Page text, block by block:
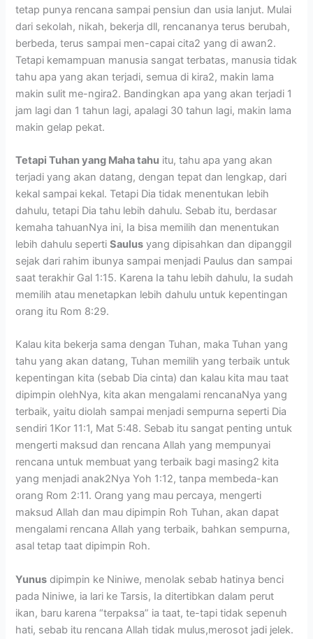
tetap punya rencana sampai pensiun dan usia lanjut. Mulai
dari sekolah, nikah, bekerja dll, rencananya terus berubah,
berbeda, terus sampai men-capai cita2 yang di awan2.
Tetapi kemampuan manusia sangat terbatas, manusia tidak
tahu apa yang akan terjadi, semua di kira2, makin lama
makin sulit me-ngira2. Bandingkan apa yang akan terjadi 1
jam lagi dan 1 tahun lagi, apalagi 30 tahun lagi, makin lama
makin gelap pekat.
Tetapi Tuhan yang Maha tahu itu, tahu apa yang akan
terjadi yang akan datang, dengan tepat dan lengkap, dari
kekal sampai kekal. Tetapi Dia tidak menentukan lebih
dahulu, tetapi Dia tahu lebih dahulu. Sebab itu, berdasar
kemaha tahuanNya ini, Ia bisa memilih dan menentukan
lebih dahulu sepertiSaulus yang dipisahkan dan dipanggil
sejak dari rahim ibunya sampai menjadi Paulus dan sampai
saat terakhir Gal 1:15. Karena Ia tahu lebih dahulu, Ia sudah
memilih atau menetapkan lebih dahulu untuk kepentingan
orang itu Rom 8:29.
Kalau kita bekerja sama dengan Tuhan, maka Tuhan yang
tahu yang akan datang, Tuhan memilih yang terbaik untuk
kepentingan kita (sebab Dia cinta) dan kalau kita mau taat
dipimpin olehNya, kita akan mengalami rencanaNya yang
terbaik, yaitu diolah sampai menjadi sempurna seperti Dia
sendiri 1Kor 11:1, Mat 5:48. Sebab itu sangat penting untuk
mengerti maksud dan rencana Allah yang mempunyai
rencana untuk membuat yang terbaik bagi masing2 kita
yang menjadi anak2Nya Yoh 1:12, tanpa membeda-kan
orang Rom 2:11. Orang yang mau percaya, mengerti
maksud Allah dan mau dipimpin Roh Tuhan, akan dapat
mengalami rencana Allah yang terbaik, bahkan sempurna,
asal tetap taat dipimpin Roh.
Yunus dipimpin ke Niniwe, menolak sebab hatinya benci
pada Niniwe, ia lari ke Tarsis, Ia ditertibkan dalam perut
ikan, baru karena “terpaksa” ia taat, te-tapi tidak sepenuh
hati, sebab itu rencana Allah tidak mulus,merosot jadi jelek.